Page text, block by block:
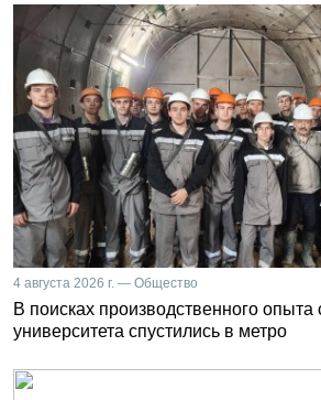
4 августа 2026 г. — Общество
В поисках производственного опыта
университета спустились в метро